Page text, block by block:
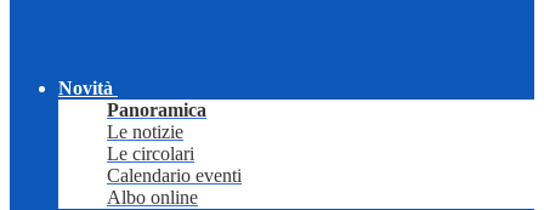
Novità
Panoramica
Le notizie
Le circolari
Calendario eventi
Albo online